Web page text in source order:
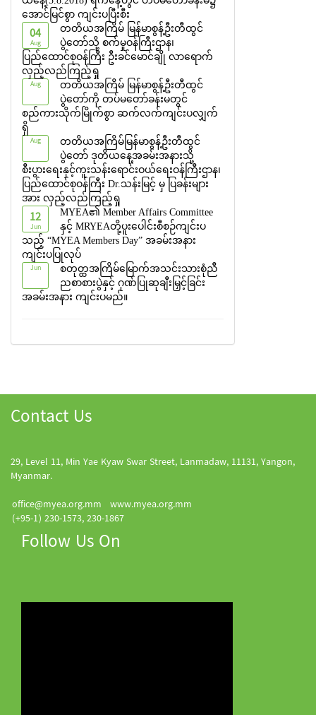
အောင်မြင်စွာ ကျင်းပပြီးစီး
04
Aug
တတိယအကြိမ် မြန်မာစွန့်ဦးတီထွင်
ပွဲတော်သို့ စက်မှုဝန်ကြီးဌာန၊
ပြည်ထောင်စုဝန်ကြီး ဦးခင်မောင်ချို လာရောက်
လှည့်လည်ကြည့်ရှု
Aug
တတိယအကြိမ် မြန်မာစွန့်ဦးတီထွင်
ပွဲတော်ကို တပ်မတော်ခန်းမတွင်
စည်ကားသိုက်မြိုက်စွာ ဆက်လက်ကျင်းပလျှက်
ရှိ
Aug
တတိယအကြိမ်မြန်မာစွန့်ဦးတီထွင်
ပွဲတော် ဒုတိယနေ့အခမ်းအနားသို့
စီးပွားရေးနှင့်ကူးသန်းရောင်းဝယ်ရေးဝန်ကြီးဌာန၊
ပြည်ထောင်စုဝန်ကြီး Dr.သန်းမြင့် မှ ပြခန်းများ
အား လှည့်လည်ကြည့်ရှု
12
Jun
MYEA၏ Member Affairs Committee
နှင့် MRYEAတို့ပူးပေါင်းစီစဉ်ကျင်းပ
သည့် “MYEA Members Day” အခမ်းအနား
ကျင်းပပြုလုပ်
Jun
စတုတ္ထအကြိမ်မြောက်အသင်းသားစုံညီ
ညစာစားပွဲနှင့် ဂုဏ်ပြုဆုချီးမြှင့်ခြင်း
အခမ်းအနား ကျင်းပမည်။
Contact Us
29, Level 11, Min Yae Kyaw Swar Street, Lanmadaw, 11131, Yangon,
Myanmar.
office@myea.org.mm www.myea.org.mm
(+95-1) 230-1573, 230-1867
Follow Us On